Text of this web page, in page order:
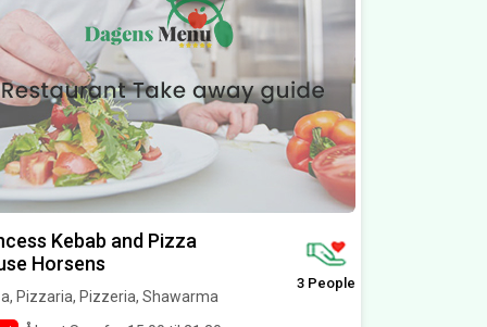
Kebab and Pizza
Horsens
Pizzaria, Pizzeria, Shawarma
3 People